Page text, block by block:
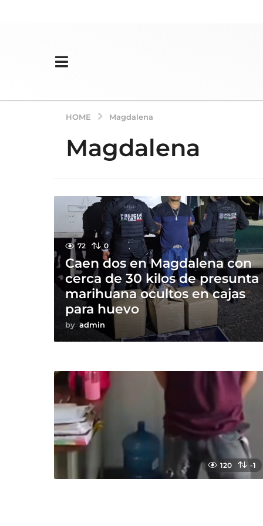
HOME Magdalena
Magdalena
72 0
Caen dos en Magdalena con
cerca de 30 kilos de presunta
marihuana ocultos en cajas
para huevo
by admin
120 -1